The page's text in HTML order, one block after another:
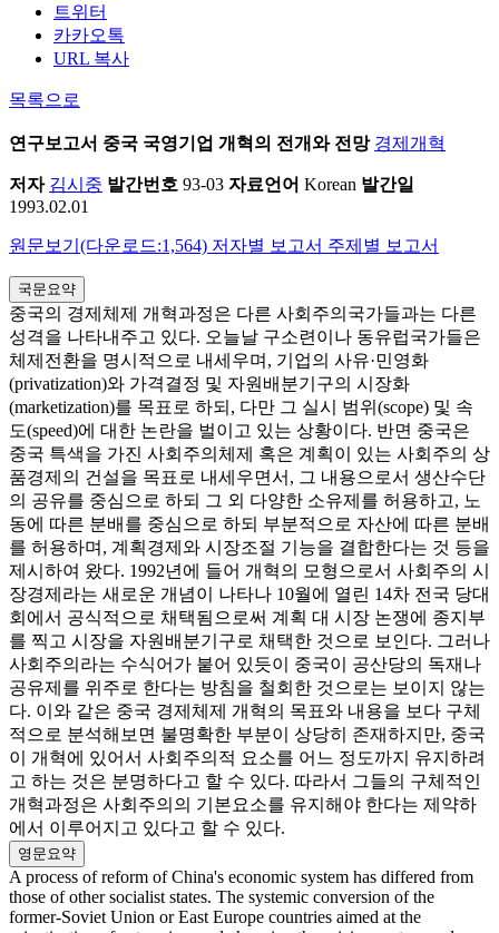
트위터
카카오톡
URL 복사
목록으로
연구보고서 중국 국영기업 개혁의 전개와 전망 경제개혁
저자 김시중 발간번호 93-03 자료언어 Korean 발간일
1993.02.01
원문보기(다운로드:1,564) 저자별 보고서 주제별 보고서
국문요약
중국의 경제체제 개혁과정은 다른 사회주의국가들과는 다른
성격을 나타내주고 있다. 오늘날 구소련이나 동유럽국가들은
체제전환을 명시적으로 내세우며, 기업의 사유·민영화
(privatization)와 가격결정 및 자원배분기구의 시장화
(marketization)를 목표로 하되, 다만 그 실시 범위(scope) 및 속
도(speed)에 대한 논란을 벌이고 있는 상황이다. 반면 중국은
중국 특색을 가진 사회주의체제 혹은 계획이 있는 사회주의 상
품경제의 건설을 목표로 내세우면서, 그 내용으로서 생산수단
의 공유를 중심으로 하되 그 외 다양한 소유제를 허용하고, 노
동에 따른 분배를 중심으로 하되 부분적으로 자산에 따른 분배
를 허용하며, 계획경제와 시장조절 기능을 결합한다는 것 등을
제시하여 왔다. 1992년에 들어 개혁의 모형으로서 사회주의 시
장경제라는 새로운 개념이 나타나 10월에 열린 14차 전국 당대
회에서 공식적으로 채택됨으로써 계획 대 시장 논쟁에 종지부
를 찍고 시장을 자원배분기구로 채택한 것으로 보인다. 그러나
사회주의라는 수식어가 붙어 있듯이 중국이 공산당의 독재나
공유제를 위주로 한다는 방침을 철회한 것으로는 보이지 않는
다. 이와 같은 중국 경제체제 개혁의 목표와 내용을 보다 구체
적으로 분석해보면 불명확한 부분이 상당히 존재하지만, 중국
이 개혁에 있어서 사회주의적 요소를 어느 정도까지 유지하려
고 하는 것은 분명하다고 할 수 있다. 따라서 그들의 구체적인
개혁과정은 사회주의의 기본요소를 유지해야 한다는 제약하
에서 이루어지고 있다고 할 수 있다.
영문요약
A process of reform of China's economic system has differed from
those of other socialist states. The systemic conversion of the
former-Soviet Union or East Europe countries aimed at the